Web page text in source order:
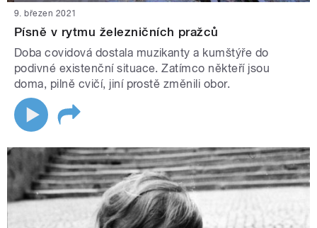
9. březen 2021
Písně v rytmu železničních pražců
Doba covidová dostala muzikanty a kumštýře do
podivné existenční situace. Zatímco někteří jsou
doma, pilně cvičí, jiní prostě změnili obor.